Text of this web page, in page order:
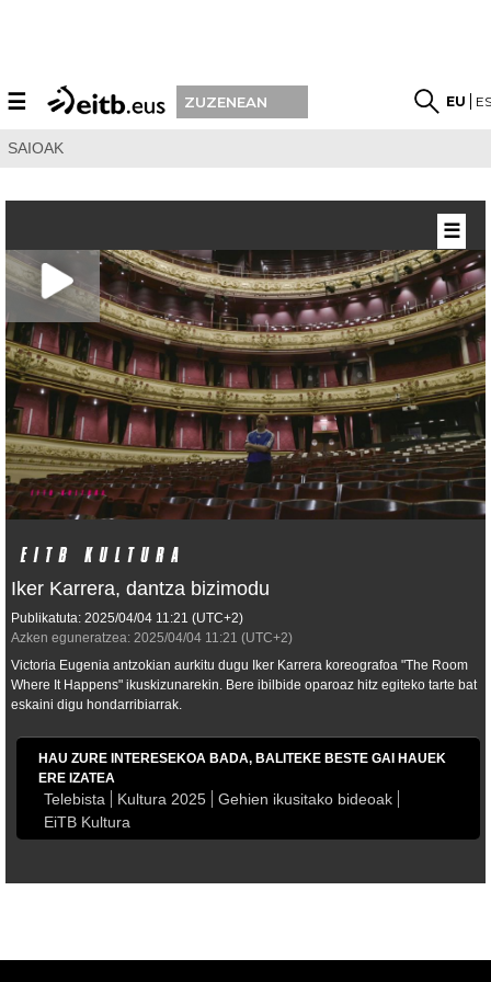
☰ ZUZENEAN EU
SAIOAK
Iker Karrera, dantza bizimodu
Publikatuta: 2025/04/04 11:21 (UTC+2)
Azken eguneratzea: 2025/04/04 11:21 (UTC+2)
Victoria Eugenia antzokian aurkitu dugu Iker Karrera koreografoa "The Room
Where It Happens" ikuskizunarekin. Bere ibilbide oparoaz hitz egiteko tarte bat
eskaini digu hondarribiarrak.
HAU ZURE INTERESEKOA BADA, BALITEKE BESTE GAI HAUEK
ERE IZATEA
Telebista Kultura 2025
Gehien ikusitako bideoak
EiTB Kultura
☰